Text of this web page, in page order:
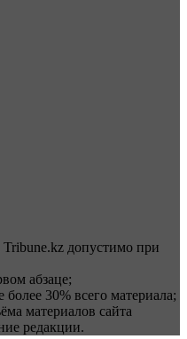
Tribune.kz допустимо при
абзаце;
30% всего материала;
материалов сайта
редакции.